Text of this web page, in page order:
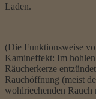
Laden.
(Die Funktionsweise
Kamineffekt: Im
Räucherkerze
Rauchöffnung (meist
wohlriechenden Rauch